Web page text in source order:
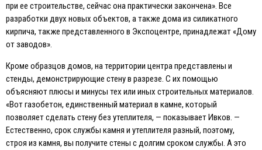
при ее строительстве, сейчас она практически закончена». Все
разработки двух новых объектов, а также дома из силикатного
кирпича, также представленного в Экспоцентре, принадлежат «Дому
от заводов».
Кроме образцов домов, на территории центра представлены и
стенды, демонстрирующие стену в разрезе. С их помощью
объясняют плюсы и минусы тех или иных строительных материалов.
«Вот газобетон, единственный материал в камне, который
позволяет сделать стену без утеплителя, — показывает Ивков. —
Eстественно, срок службы камня и утеплителя разный, поэтому,
строя из камня, вы получите стены с долгим сроком службы. А это